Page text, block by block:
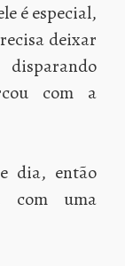
é especial,
deixar
com a
dia, então
com uma